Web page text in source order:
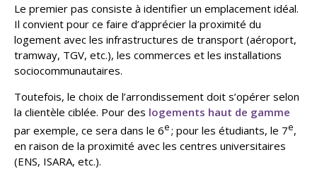
Le premier pas consiste à identifier un emplacement idéal.
Il convient pour ce faire d’apprécier la proximité du
logement avec les infrastructures de transport (aéroport,
tramway, TGV, etc.), les commerces et les installations
sociocommunautaires.
Toutefois, le choix de l’arrondissement doit s’opérer selon
la clientèle ciblée. Pour des logements haut de gamme
par exemple, ce sera dans le 6e; pour les étudiants, le 7e,
en raison de la proximité avec les centres universitaires
(ENS, ISARA, etc.).